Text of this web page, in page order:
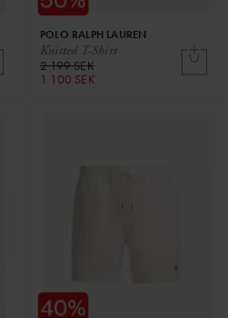
Knitted T-Shirt
POLO RALPH LAUREN
2 199 SEK
1 100 SEK